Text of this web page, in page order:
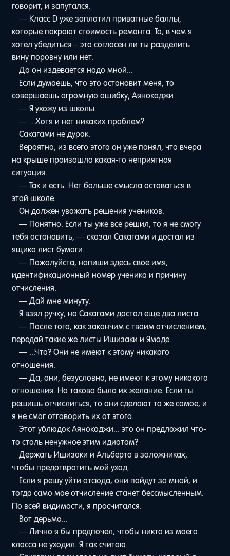
говорит, и запутался.
— Класс D уже заплатил приватные баллы,
которые покроют стоимость ремонта. То, в чем я
хотел убедиться – это согласен ли ты разделить
вину поровну или нет.
Да он издевается надо мной...
Если думаешь, что это остановит меня, то
совершаешь огромную ошибку, Аянокоджи.
— Я ухожу из школы.
— ...Хотя и нет никаких проблем?
Сакагами не дурак.
Вероятно, из всего этого он уже понял, что вчера
на крыше произошла какая-то неприятная
ситуация.
— Так и есть. Нет больше смысла оставаться в
этой школе.
Он должен уважать решения учеников.
— Понятно. Если ты уже все решил, то я не смогу
тебя остановить, — сказал Сакагами и достал из
ящика лист бумаги.
— Пожалуйста, напиши здесь свое имя,
идентификационный номер ученика и причину
отчисления.
— Дай мне минуту.
Я взял ручку, но Сакагами достал еще два листа.
— После того, как закончим с твоим отчислением,
передай такие же листы Ишизаки и Ямаде.
— ...Что? Они не имеют к этому никакого
отношения.
— Да, они, безусловно, не имеют к этому никакого
отношения. Но таково было их желание. Если ты
решишь отчислиться, то они сделают то же самое, и
я не смог отговорить их от этого.
Этот ублюдок Аянокоджи... это он предложил что-
то столь ненужное этим идиотам?
Держать Ишизаки и Альберта в заложниках,
чтобы предотвратить мой уход.
Если я решу уйти отсюда, они пойдут за мной, и
тогда само мое отчисление станет бессмысленным.
По всей видимости, я просчитался.
Вот дерьмо...
— Лично я бы предпочел, чтобы никто из моего
класса не уходил. Я так считаю.